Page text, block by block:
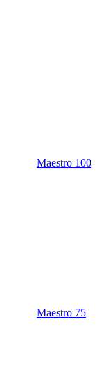
Maestro 100
Maestro 75